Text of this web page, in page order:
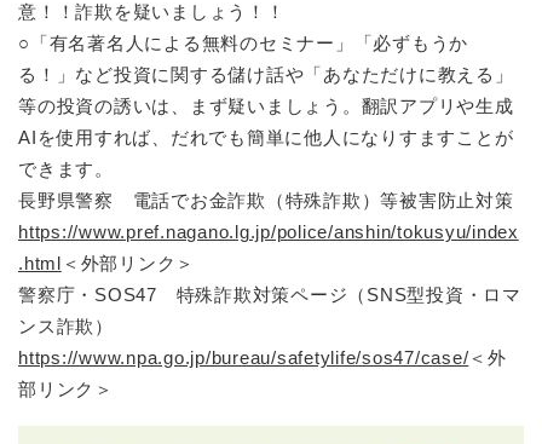
意！！詐欺を疑いましょう！！
○「有名著名人による無料のセミナー」「必ずもうか
る！」など投資に関する儲け話や「あなただけに教える」
等の投資の誘いは、まず疑いましょう。翻訳アプリや生成
AIを使用すれば、だれでも簡単に他人になりすますことが
できます。
長野県警察 電話でお金詐欺（特殊詐欺）等被害防止対策
https://www.pref.nagano.lg.jp/police/anshin/tokusyu/index
.html ＜外部リンク＞
警察庁・SOS47 特殊詐欺対策ページ（SNS型投資・ロマ
ンス詐欺）
https://www.npa.go.jp/bureau/safetylife/sos47/case/ ＜外
部リンク＞